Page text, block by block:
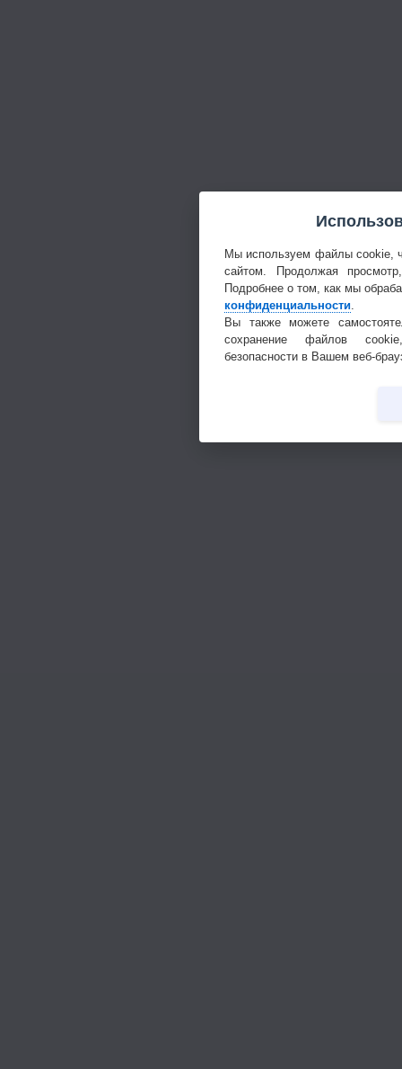
Мы используем файлы cookie,
сайтом. Продолжая
Подробнее о том, как мы
конфиденциальности
Вы также можете
сохранение файлов
безопасности в Вашем веб-